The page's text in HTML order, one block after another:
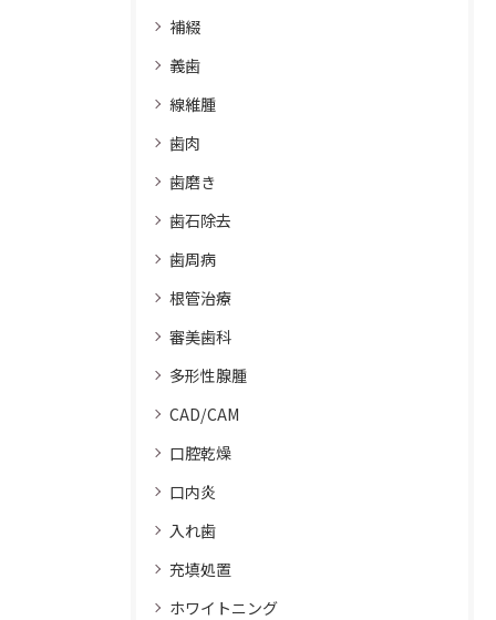
補綴
義歯
線維腫
歯肉
歯磨き
歯石除去
歯周病
根管治療
審美歯科
多形性腺腫
CAD/CAM
口腔乾燥
口内炎
入れ歯
充填処置
ホワイトニング